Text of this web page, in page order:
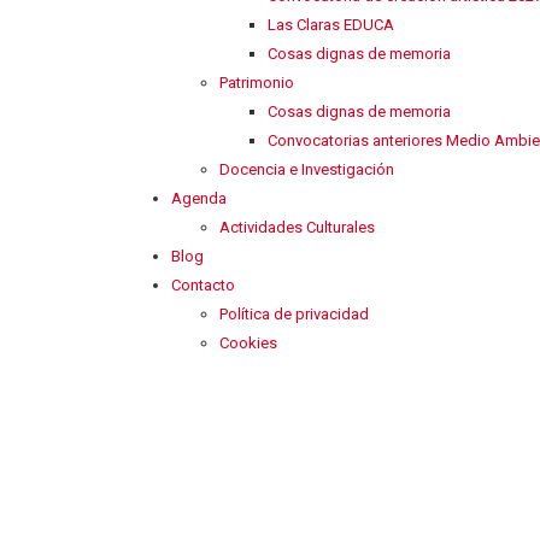
Las Claras EDUCA
Cosas dignas de memoria
Patrimonio
Cosas dignas de memoria
Convocatorias anteriores Medio
Docencia e Investigación
Agenda
Actividades Culturales
Blog
Contacto
Política de privacidad
Cookies